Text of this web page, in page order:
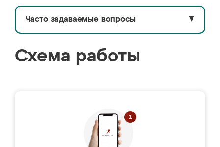
Часто задаваемые вопросы ▼
Схема работы